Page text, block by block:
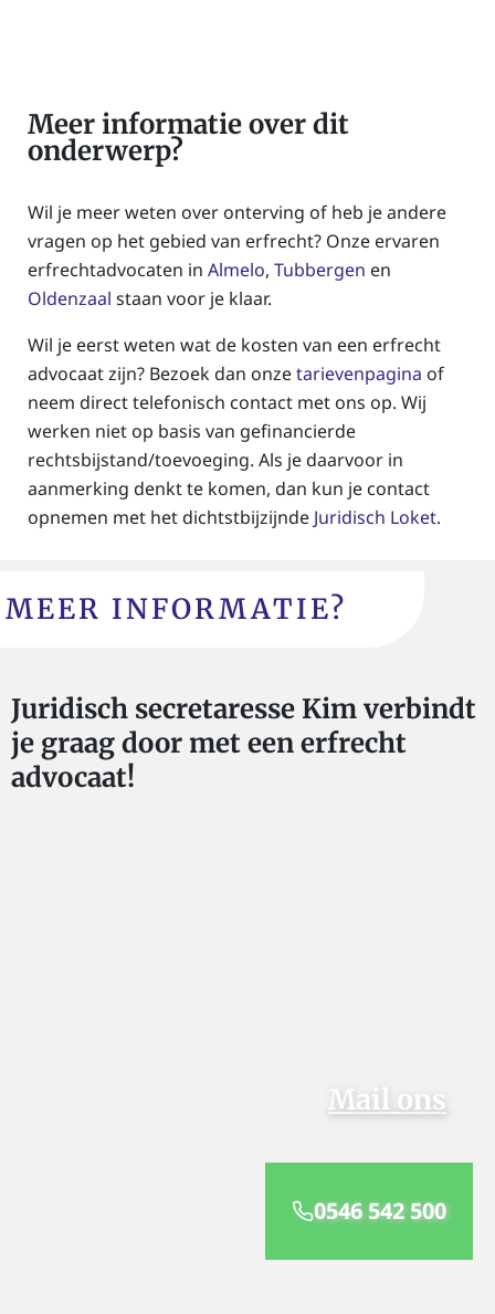
Meer informatie over dit
onderwerp?
Wil je meer weten over onterving of heb je andere
vragen op het gebied van erfrecht? Onze ervaren
erfrechtadvocaten in Almelo, Tubbergen en
Oldenzaal staan voor je klaar.
Wil je eerst weten wat de kosten van een erfrecht
advocaat zijn? Bezoek dan onzetarievenpagina of
neem direct telefonisch contact met ons op. Wij
werken niet op basis van gefinancierde
rechtsbijstand/toevoeging. Als je daarvoor in
aanmerking denkt te komen, dan kun je contact
opnemen met het dichtstbijzijnde Juridisch Loket.
MEER INFORMATIE?
Juridisch secretaresse Kim verbindt
je graag door met een erfrecht
advocaat!
Mail ons
0546 542 500